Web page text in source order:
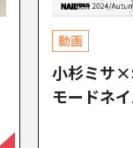
動画
小杉ミサ
モードネ